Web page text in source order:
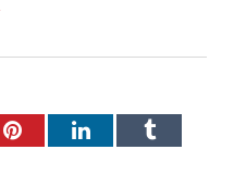
PinterestLinkedInTumblr